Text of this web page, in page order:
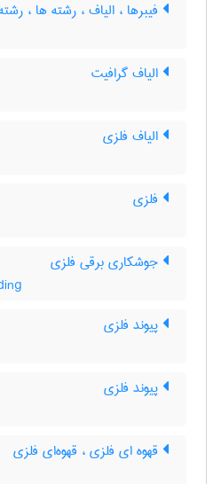
فیبرها ، الیاف ، رشته ها ،
الیاف گرافیت
الیاف فلزی
فلزی
جوشکاری برقی فلزی
پیوند فلزی
پیوند فلزی
قهوه ای فلزی ، قهوه‌ای فلزی